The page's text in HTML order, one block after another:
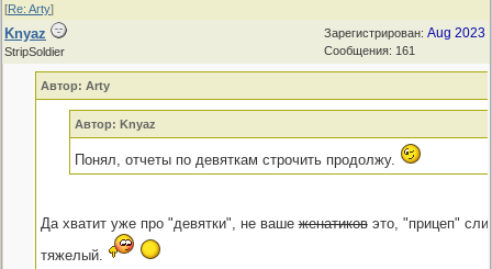
[Re: Arty]
Зарегистрирован: Aug 2023
Сообщения: 161
Knyaz
StripSoldier
Автор: Arty
Автор: Knyaz
Понял, отчеты по девяткам строчить продолжу.
Да хватит уже про "девятки", не вашеженатиковэто, "прицеп"
тяжелый.